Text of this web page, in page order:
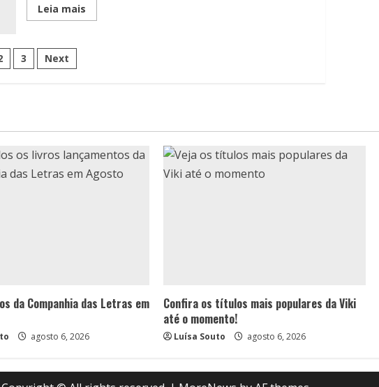
Leia maisRead
more
3 Next
da Companhia das Letras em
agosto 6, 2026
Confira os títulos mais populares da Viki
até o momento!
Luísa Souto agosto 6, 2026